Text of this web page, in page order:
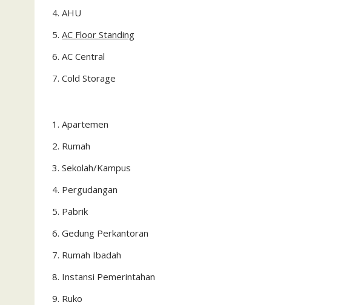
AHU
AC Floor Standing
AC Central
Cold Storage
Apartemen
Rumah
Sekolah/Kampus
Pergudangan
Pabrik
Gedung Perkantoran
Rumah Ibadah
Instansi Pemerintahan
Ruko